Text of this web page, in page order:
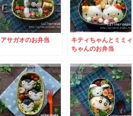
アサガオのお弁当
キティちゃんとミミィ
ちゃんのお弁当